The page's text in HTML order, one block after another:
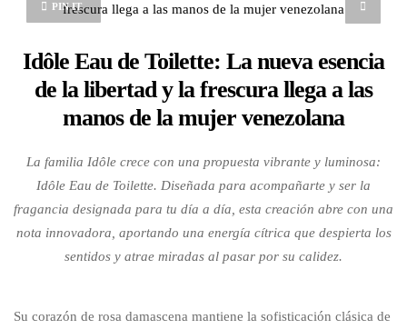
PIN IT
Idôle Eau de Toilette: La nueva esencia
de la libertad y la frescura llega a las
manos de la mujer venezolana
La familia Idôle crece con una propuesta vibrante y luminosa:
Idôle Eau de Toilette. Diseñada para acompañarte y ser la
fragancia designada para tu día a día, esta creación abre con una
nota innovadora, aportando una energía cítrica que despierta los
sentidos y atrae miradas al pasar por su calidez.
Su corazón de rosa damascena mantiene la sofisticación clásica de